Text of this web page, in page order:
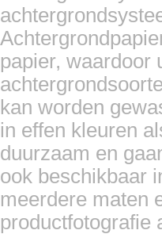
papier, waardoor
kan worden
in effen kleuren
duurzaam en
ook beschikbaar
meerdere maten
productfotografie